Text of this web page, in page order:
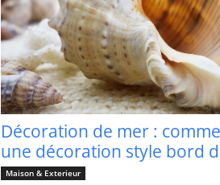
Décoration de mer :
une décoration style bord
Maison & Exterieur